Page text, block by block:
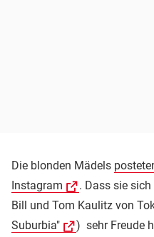
Die blonden Mädels
Instagram
. Dass sie
Bill und Tom Kaulitz von
Suburbia"
) sehr Freude